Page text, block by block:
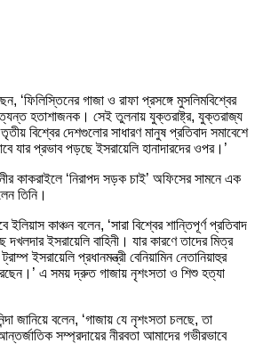
‘ফিলিস্তিনের গাজা ও রাফা প্রসঙ্গে মুসলিমবিশ্বের
হতাশাজনক। সেই তুলনায় যুক্তরাষ্ট্র, যুক্তরাজ্য
বিশ্বের দেশগুলোর সাধারণ মানুষ প্রতিবাদ সমাবেশে
যার প্রভাব পড়ছে ইসরায়েলি হানাদারদের ওপর।’
কাকরাইলে ‘নিরাপদ সড়ক চাই’ অফিসের সামনে এক
তিনি।
কাঞ্চন বলেন, ‘সারা বিশ্বের শান্তিপূর্ণ প্রতিবাদ
ইসরায়েলি বাহিনী। যার কারণে তাদের মিত্র
ইসরায়েলি প্রধানমন্ত্রী বেনিয়ামিন নেতানিয়াহুর
এ সময় দ্রুত গাজায় নৃশংসতা ও শিশু হত্যা
জানিয়ে বলেন, ‘গাজায় যে নৃশংসতা চলছে, তা
সম্প্রদায়ের নীরবতা আমাদের গভীরভাবে